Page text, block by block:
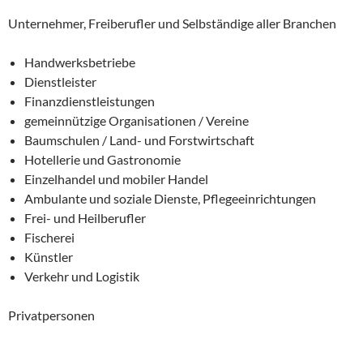
Unternehmer, Freiberufler und Selbständige aller Branchen
Handwerksbetriebe
Dienstleister
Finanzdienstleistungen
gemeinnützige Organisationen / Vereine
Baumschulen / Land- und Forstwirtschaft
Hotellerie und Gastronomie
Einzelhandel und mobiler Handel
Ambulante und soziale Dienste, Pflegeeinrichtungen
Frei- und Heilberufler
Fischerei
Künstler
Verkehr und Logistik
Privatpersonen